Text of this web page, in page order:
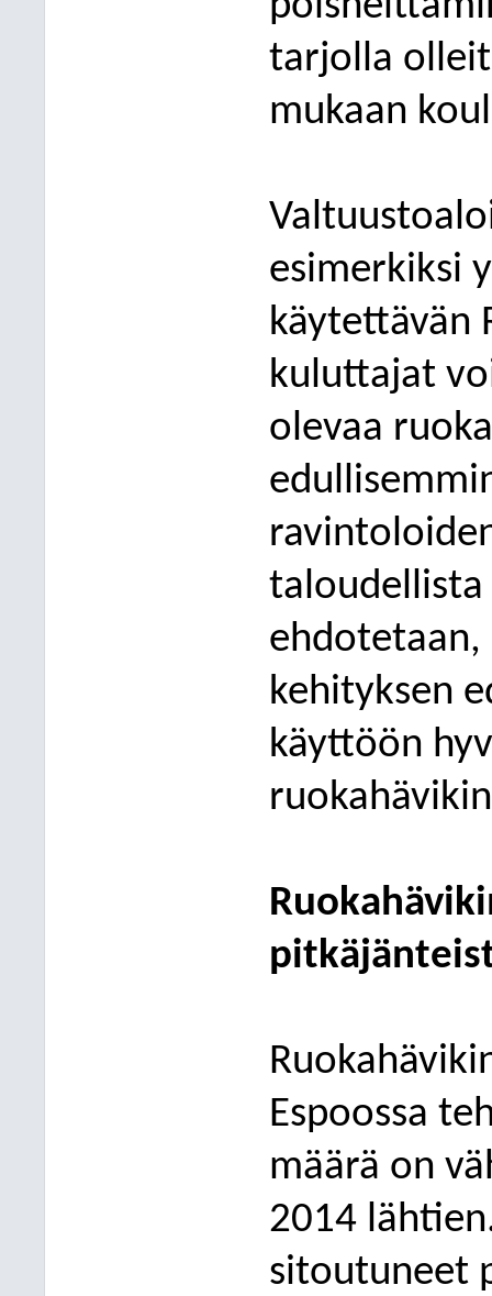
tarjolla
mukaan
esimerkiksi
käytettävän
kuluttajat
olevaa
taloud
ehdotetaan,
kehityksen
käyttöön
Espoossa
määrä on
2014
sitoutuneet